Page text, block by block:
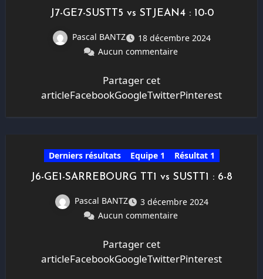
J7-GE7-SUSTT5 vs STJEAN4 : 10-0
Pascal BANTZ
18 décembre 2024
Aucun commentaire
Partager cet
articleFacebookGoogleTwitterPinterest
Derniers résultats Equipe 1 Résultat 1
J6-GE1-SARREBOURG TT1 vs SUSTT1 : 6-8
Pascal BANTZ
3 décembre 2024
Aucun commentaire
Partager cet
articleFacebookGoogleTwitterPinterest